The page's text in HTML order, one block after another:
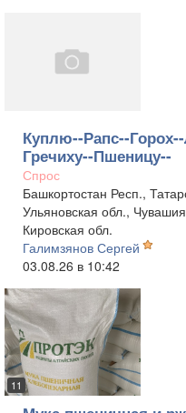
Куплю--Рапс--
Гречиху--Пшеницу--
Спрос
Башкортостан Респ.,
Ульяновская обл.,
Кировская обл.
Галимзянов Сергей
03.08.26 в 10:42
11